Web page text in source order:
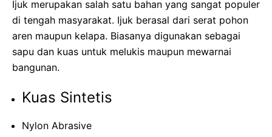
Ijuk merupakan salah satu bahan yang sangat populer
di tengah masyarakat. Ijuk berasal dari serat pohon
aren maupun kelapa. Biasanya digunakan sebagai
sapu dan kuas untuk melukis maupun mewarnai
bangunan.
Kuas Sintetis
Nylon Abrasive